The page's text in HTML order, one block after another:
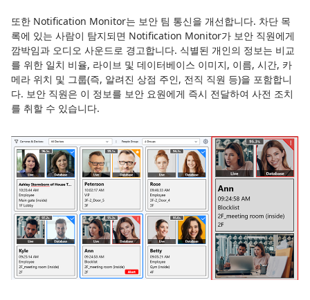
또한 Notification Monitor는 보안 팀 통신을 개선합니다. 차단 목
록에 있는 사람이 탐지되면 Notification Monitor가 보안 직원에게
깜박임과 오디오 사운드로 경고합니다. 식별된 개인의 정보는 비교
를 위한 일치 비율, 라이브 및 데이터베이스 이미지, 이름, 시간, 카
메라 위치 및 그룹(즉, 알려진 상점 주인, 전직 직원 등)을 포함합니
다. 보안 직원은 이 정보를 보안 요원에게 즉시 전달하여 사전 조치
를 취할 수 있습니다.